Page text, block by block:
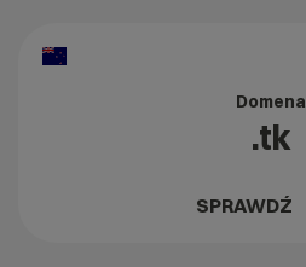
Domena
.tk
SPRAWDŹ